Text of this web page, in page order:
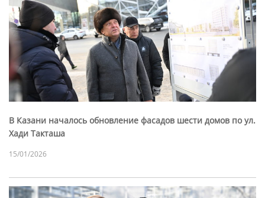
В Казани началось обновление фасадов шести домов по ул.
Хади Такташа
15/01/2026